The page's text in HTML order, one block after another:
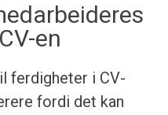
en
ferdigheter i CV-
fordi det kan